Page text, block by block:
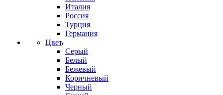
Италия
Россия
Турция
Германия
Цвет
Серый
Белый
Бежевый
Коричневый
Черный